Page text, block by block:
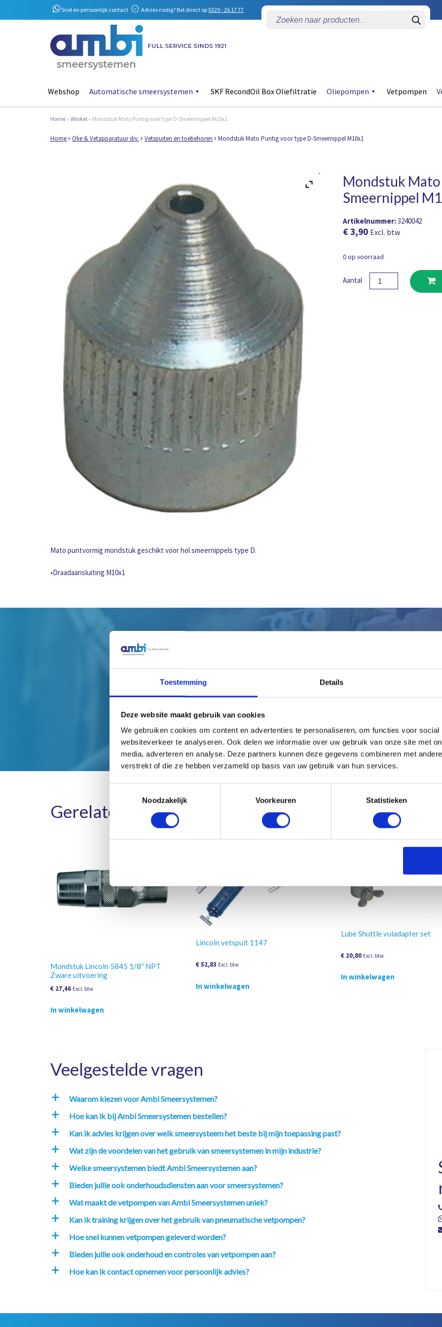
Toestemming Details
Deze website maakt gebruik van cookies
We gebruiken cookies om content en advertenties te personaliseren, om functies voor
websiteverkeer te analyseren. Ook delen we informatie over uw gebruik van onze site met
media, adverteren en analyse. Deze partners kunnen deze gegevens combineren met
verstrekt of die ze hebben verzameld op basis van uw gebruik van hun services.
Noodzakelijk
Voorkeuren Statistieken
Snel en persoonlijk contact Advies nodig? Bel direct op 0320 - 26 17 77
zoeken
Webshop Automatische smeersystemen SKF RecondOil Box Oliefiltratie Oliepompen Vetpompen
Home » Winkel » Mondstuk Mato Puntig voor type D-Smeernippel M10x1
Home Olie & Vetapparatuur div. Vetspuiten en toebehoren Mondstuk Mato Puntig voor type D-Smeernippel M10x1
Mondstuk
Smeernippel
Artikelnummer:3240042
€3,90 Excl. btw
0 op voorraad
Aantal
Mondstuk
Mato
Mato puntvormig mondstuk geschikt voor hol smeernippels type D.
•Draadaansluiting M10x1
Laat ons jou adviseren!
Gerelateerde producten
Mondstuk Lincoln 5845 1/8″ NPT
Zware uitvoering
€ 27,46 Excl. btw
In winkelwagen
Lincoln vetspuit 1147
€52,83 Excl. btw
In winkelwagen
Lube Shuttle vuladapter set
€ 20,80 Excl. btw
In winkelwagen
Veelgestelde vragen
a Waarom kiezen voor Ambi Smeersystemen?
a Hoe kan ik bij Ambi Smeersystemen bestellen?
a Kan ik advies krijgen over welk smeersysteem het beste bij mijn toepassing past?
a Wat zijn de voordelen van het gebruik van smeersystemen in mijn industrie?
a Welke smeersystemen biedt Ambi Smeersystemen aan?
a Bieden jullie ook onderhoudsdiensten aan voor smeersystemen?
a Wat maakt de vetpompen van Ambi Smeersystemen uniek?
a Kan ik training krijgen over het gebruik van pneumatische vetpompen?
a Hoe snel kunnen vetpompen geleverd worden?
a Bieden jullie ook onderhoud en controles van vetpompen aan?
a Hoe kan ik contact opnemen voor persoonlijk advies?